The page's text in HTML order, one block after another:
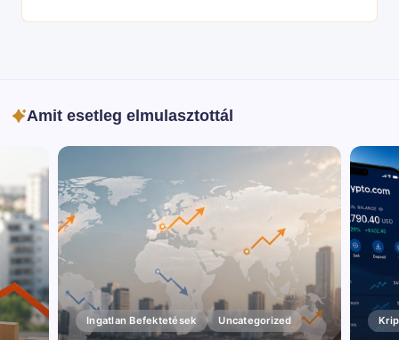
Amit esetleg elmulasztottál
Ingatlan Befektetések Uncategorized